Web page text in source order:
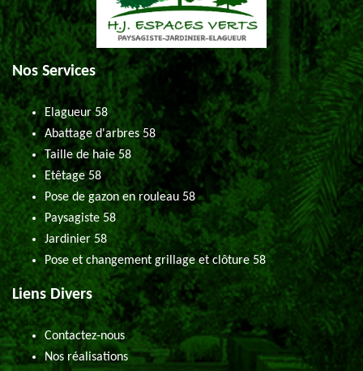
Nos Services
Elagueur 58
Abattage d'arbres 58
Taille de haie 58
Etêtage 58
Pose de gazon en rouleau 58
Paysagiste 58
Jardinier 58
Pose et changement grillage et clôture 58
Liens Divers
Contactez-nous
Nos réalisations